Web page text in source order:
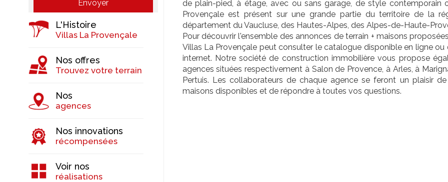
de plain-pied, à étage, avec ou sans garage, de style contemporain
Provençale est présent sur une grande partie du territoire de la
département du Vaucluse, des Hautes-Alpes, des Alpes-de-Haute-
Pour découvrir l'ensemble des annonces de terrain + maisons
Villas La Provençale peut consulter le catalogue disponible en ligne
internet. Notre société de construction immobilière vous propose
agences situées respectivement à Salon de Provence, à Arles, à
Pertuis. Les collaborateurs de chaque agence se feront un plaisir
maisons disponibles et de répondre à toutes vos questions.
L'Histoire
Villas La Provençale
Nos offres
Trouvez votre terrain
Nos
agences
Nos innovations
récompensées
Voir nos
réalisations